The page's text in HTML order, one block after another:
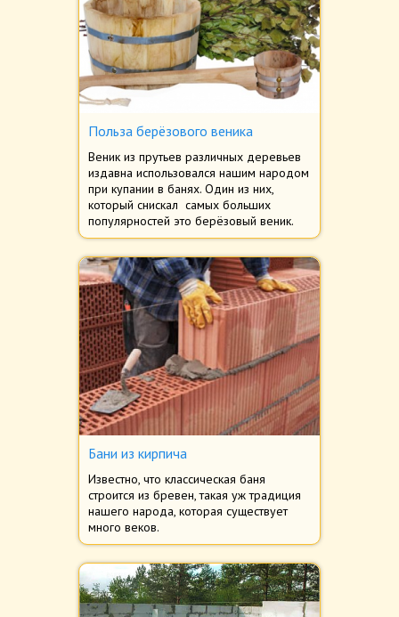
Польза берёзового веника
Веник из прутьев различных деревьев
издавна использовался нашим народом
при купании в банях. Один из них,
который снискал самых больших
популярностей это берёзовый веник.
Бани из кирпича
Известно, что классическая баня
строится из бревен, такая уж традиция
нашего народа, которая существует
много веков.